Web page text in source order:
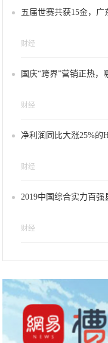
五届世赛共获15金，
财经
国庆“跨界”营销正热，
财经
净利润同比大涨25%的
财经
2019中国综合实力百
财经